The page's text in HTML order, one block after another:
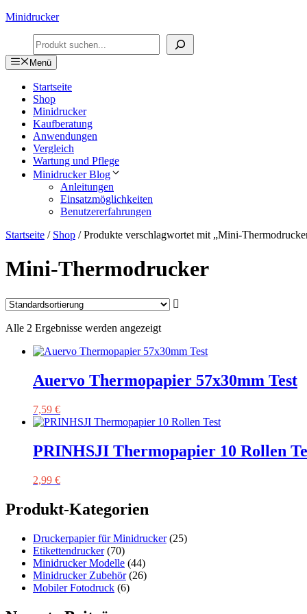
Zum
springen
Minidrucker
Suchen
Menü
Startseite
Shop
Minidrucker
Kaufberatung
Anwendungen
Vergleich
Wartung und Pflege
Minidrucker Blog
Anleitungen
Einsatzmöglichkeiten
Benutzererfahrungen
Startseite / Shop / Produkte verschlagwortet mit „Mini-
Mini-Thermodrucker
Alle 2 Ergebnisse werden angezeigt
Auervo Thermopapier 57x30mm Test
7,59 €
PRINHSJI Thermopapier 10 Rollen
2,99 €
Produkt-Kategorien
Druckerpapier für Minidrucker (25)
Etikettendrucker (70)
Minidrucker Modelle (44)
Minidrucker Zubehör (26)
Mobiler Fotodruck (6)